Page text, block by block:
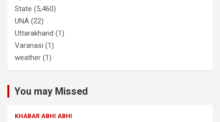
State (5,460)
UNA (22)
Uttarakhand (1)
Varanasi (1)
weather (1)
You may Missed
KHABAR ABHI ABHI